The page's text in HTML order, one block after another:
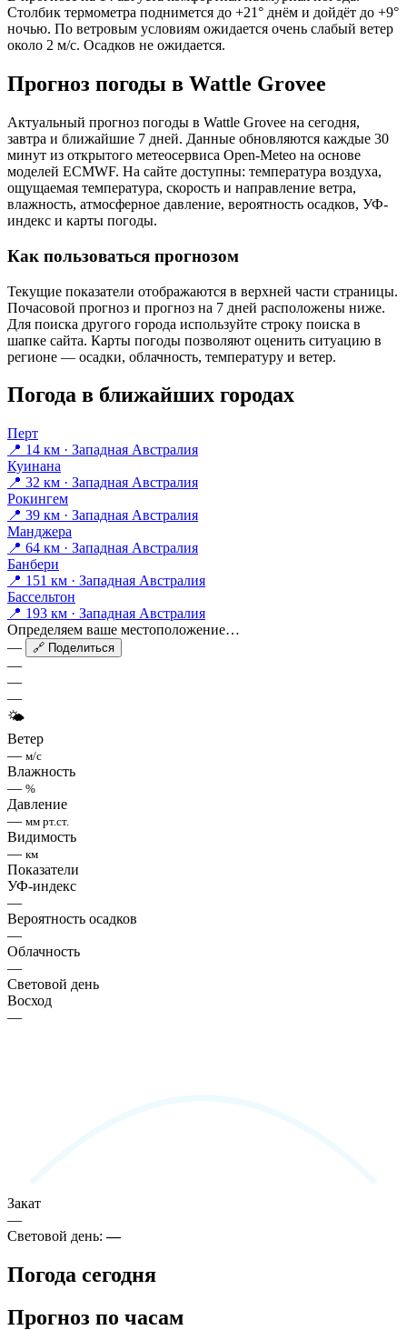
Столбик термометра поднимется до +21° днём и дойдёт до +9°
ночью. По ветровым условиям ожидается очень слабый ветер
около 2 м/с. Осадков не ожидается.
Прогноз погоды в Wattle Groveе
Актуальный прогноз погоды в Wattle Groveе на сегодня,
завтра и ближайшие 7 дней. Данные обновляются каждые 30
минут из открытого метеосервиса Open-Meteo на основе
моделей ECMWF. На сайте доступны: температура воздуха,
ощущаемая температура, скорость и направление ветра,
влажность, атмосферное давление, вероятность осадков, УФ-
индекс и карты погоды.
Как пользоваться прогнозом
Текущие показатели отображаются в верхней части страницы.
Почасовой прогноз и прогноз на 7 дней расположены ниже.
Для поиска другого города используйте строку поиска в
шапке сайта. Карты погоды позволяют оценить ситуацию в
регионе — осадки, облачность, температуру и ветер.
Погода в ближайших городах
Перт
📍 14 км · Западная Австралия
Куинана
📍 32 км · Западная Австралия
Рокингем
📍 39 км · Западная Австралия
Манджера
📍 64 км · Западная Австралия
Банбери
📍 151 км · Западная Австралия
Бассельтон
📍 193 км · Западная Австралия
Определяем ваше местоположение…
—
🔗 Поделиться
—
—
—
🌤
Ветер
— м/с
Влажность
— %
Давление
— мм рт.ст.
Видимость
— км
Показатели
УФ-индекс
—
Вероятность осадков
—
Облачность
—
Световой день
Восход
—
Закат
—
Световой день:—
Погода сегодня
Прогноз по часам